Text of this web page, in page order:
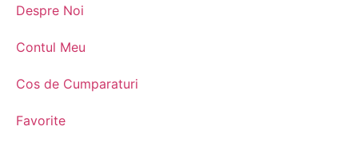
Despre Noi
Contul Meu
Cos de Cumparaturi
Favorite